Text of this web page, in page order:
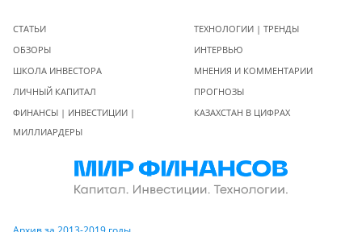
СТАТЬИ
ОБЗОРЫ
ШКОЛА ИНВЕСТОРА
ЛИЧНЫЙ КАПИТАЛ
ФИНАНСЫ | ИНВЕСТИЦИИ |
МИЛЛИАРДЕРЫ
ТЕХНОЛОГИИ | ТРЕНДЫ
ИНТЕРВЬЮ
МНЕНИЯ И КОММЕНТАРИИ
ПРОГНОЗЫ
КАЗАХСТАН В ЦИФРАХ